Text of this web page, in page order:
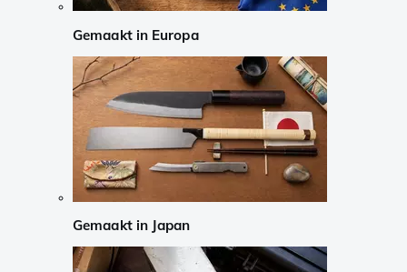
Gemaakt in Europa
Gemaakt in Japan